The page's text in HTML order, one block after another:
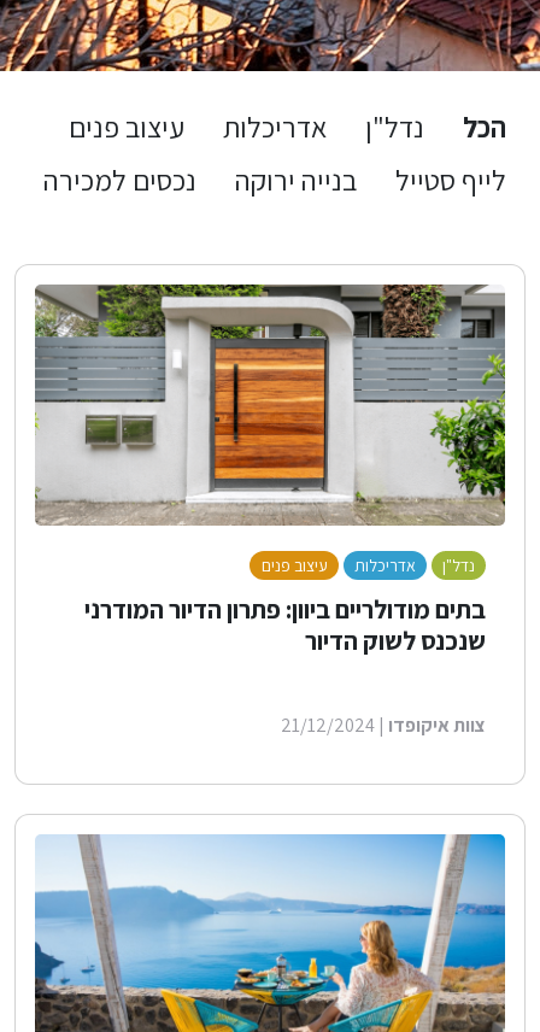
הכל נדל"ן אדריכלות
עיצוב פנים
לייף סטייל
בנייה ירוקה נכסים למכירה
נדל"ן אדריכלות עיצוב פנים
בתים מודולריים ביוון: פתרון הדיור המודרני
שנכנס לשוק הדיור
צוות איקופדו | 21/12/2024